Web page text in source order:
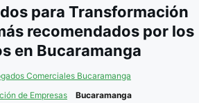
para Transformación
recomendados por los
en Bucaramanga
Comerciales Bucaramanga
de Empresas
Bucaramanga